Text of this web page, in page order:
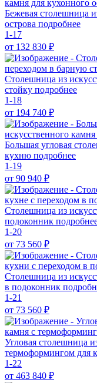
Бежевая столешница
острова подробнее
1-17
от 132 830 ₽
Столешница из
стойку подробнее
1-18
от 194 740 ₽
Большая угловая
кухню подробнее
1-19
от 90 940 ₽
Столешница из
подоконник
1-20
от 73 560 ₽
Столешница из
в подоконник
1-21
от 73 560 ₽
Угловая столешница
термоформингом для
1-22
от 463 840 ₽